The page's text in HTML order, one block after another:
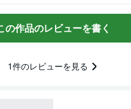
の作品のレビューを書く
1件のレビューを見る